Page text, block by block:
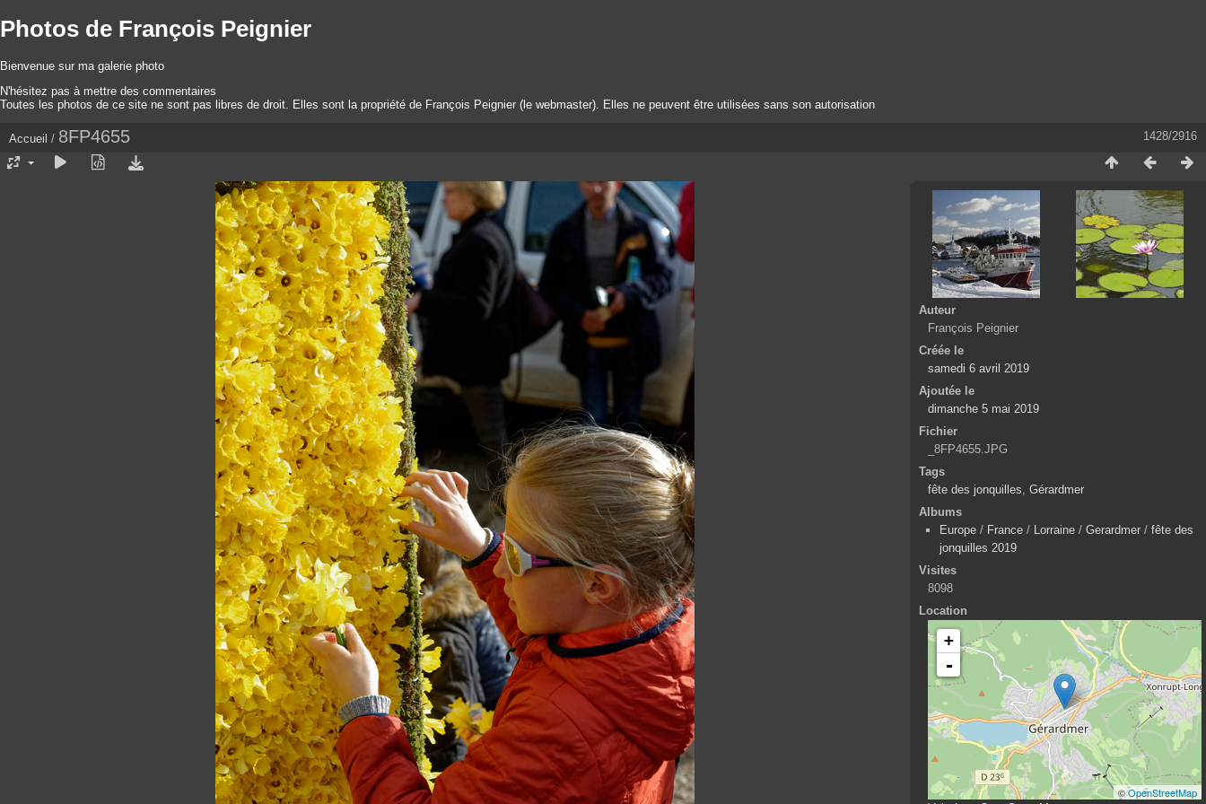
Photos de François Peignier
Bienvenue sur ma galerie photo
N'hésitez pas à mettre des commentaires
Toutes les photos de ce site ne sont pas libres de droit. Elles sont la propriété de François Peignier (le webmaster). Elles ne peuvent être utilisées sans son autorisation
1428/2916
Accueil / 8FP4655
Auteur
François Peignier
Créée le
samedi 6 avril 2019
Ajoutée le
dimanche 5 mai 2019
Fichier
_8FP4655.JPG
Tags
fête des jonquilles Gérardmer
Albums
Europe / France / Lorraine / Gerardmer / fête des
jonquilles 2019
Visites
8098
Location
+
-
©OpenStreetMap